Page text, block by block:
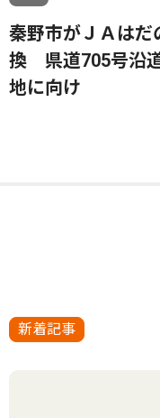
秦野市がＪＡはだ
換 県道705号沿
地に向け
新着記事